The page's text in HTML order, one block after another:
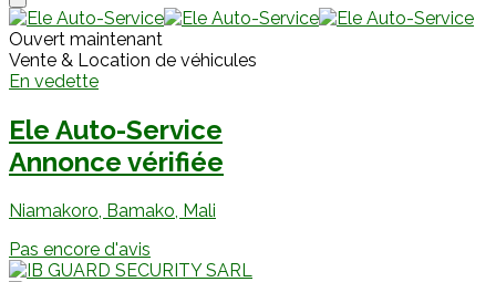
Ouvert maintenant
Vente & Location de véhicules
En vedette
Ele Auto-Service
Annonce vérifiée
Niamakoro, Bamako, Mali
Pas encore d'avis